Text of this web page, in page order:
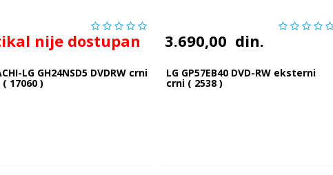
nije dostupan
LG GH24NSD5 DVDRW crni
17060 )
3.690,00 din.
LG GP57EB40 DVD-RW eksterni
crni ( 2538 )